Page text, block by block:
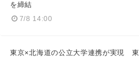
を締結
7/8 14:00
東京×北海道の公立大学連携が実現 東